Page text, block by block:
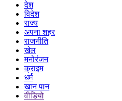
देश
विदेश
राज्य
अपना शहर
राजनीति
खेल
मनोरंजन
क्राइम
धर्म
खान पान
वीडियो